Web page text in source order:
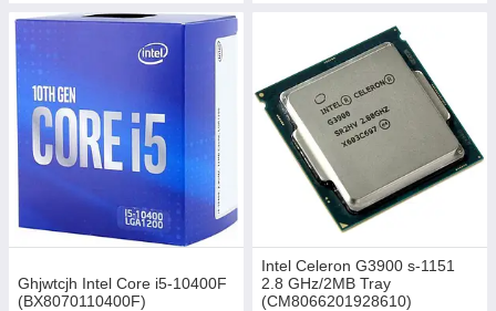
Ghjwtcjh Intel Core i5-10400F
(BX8070110400F)
Intel Celeron G3900 s-1151
2.8 GHz/2MB Tray
(CM8066201928610)